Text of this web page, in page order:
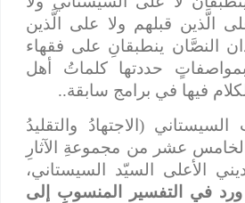
الَّذين قبلهم ولا على الَّذين
النصَّان ينطبقانِ على فقهاء
حددتها كلماتُ أهل
فيها في برامج سابقة..
(الاجتهادُ والتقليدُ
الخامس عشر من مجموعةِ الآثارِ
الأعلى السيّد السيستاني،
في التفسير المنسوبِ إلى